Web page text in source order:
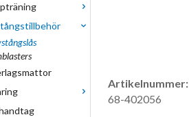
Artikelnummer:
68-402056